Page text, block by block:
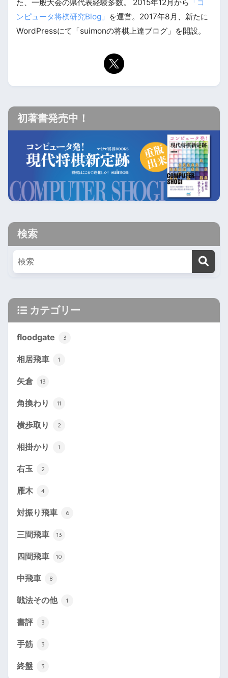
た、一般大会の県代表経験多数。 2015年12月から 「コ
ンピュータ将棋研究Blog」 を運営。2017年8月、新たに
WordPressにて「suimonの将棋上達ブログ」を開設。
初著書発売中！
検索
カテゴリー
floodgate 3
相居飛車 1
矢倉 13
角換わり 11
横歩取り 2
相掛かり 1
右玉 2
雁木 4
対振り飛車 6
三間飛車 13
四間飛車 10
中飛車 8
戦法その他 1
書評 3
手筋 3
終盤 3